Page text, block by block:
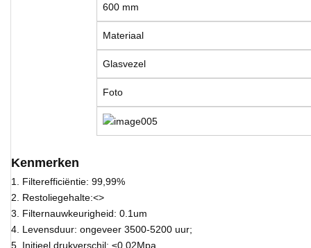
600 mm
Materiaal
Glasvezel
Foto
Kenmerken
1. Filterefficiëntie: 99,99%
2. Restoliegehalte:<>
3. Filternauwkeurigheid: 0.1um
4. Levensduur: ongeveer 3500-5200 uur;
5. Initieel drukverschil: ≤0.02Mpa